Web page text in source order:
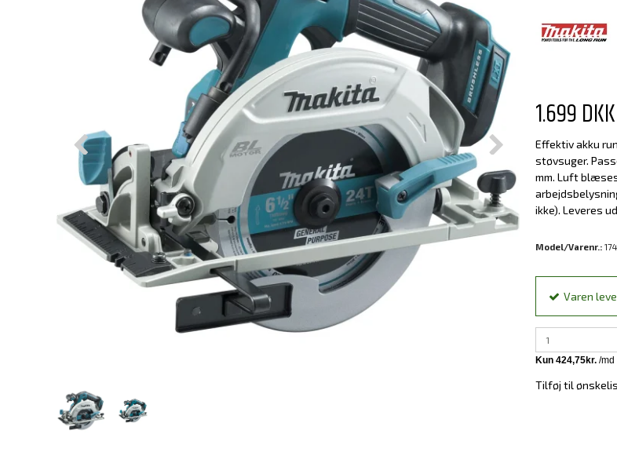
1.699 DKK
Effektiv akku
støvsuger.
mm. Luft
ikke). Leveres
Model/Varenr.:
Varen
Tilføj til